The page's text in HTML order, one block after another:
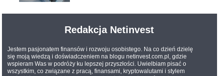
Redakcja Netinvest
Jestem pasjonatem finansów i rozwoju osobistego. Na co dzień dzielę
się moją wiedzą i doświadczeniem na blogu netinvest.com.pl, gdzie
wspieram Was w podróży ku lepszej przyszłości. Uwielbiam pisać o
wszystkim, co związane z pracą, finansami, kryptowalutami i stylem